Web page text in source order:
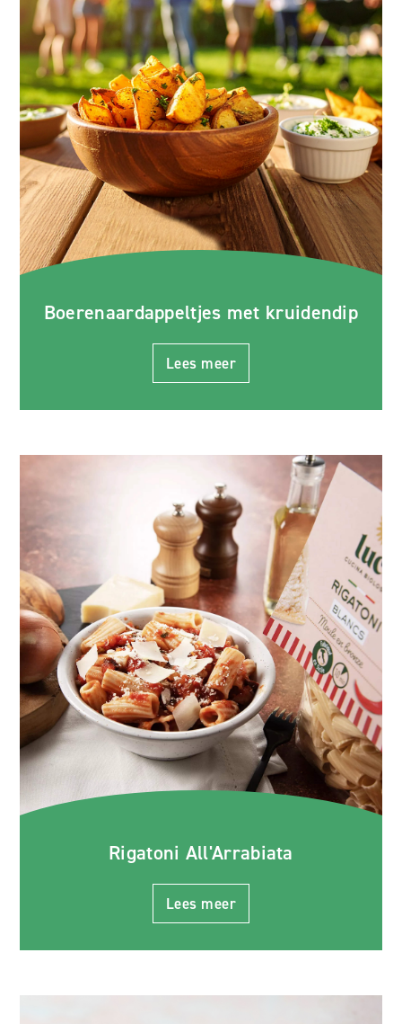
Boerenaardappeltjes met kruidendip
Lees meer
Rigatoni All'Arrabiata
Lees meer